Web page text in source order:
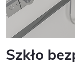
Szkło